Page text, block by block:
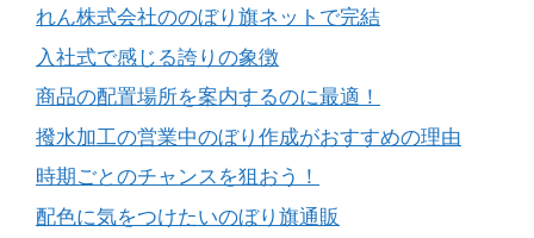
れん株式会社ののぼり旗ネットで完結
入社式で感じる誇りの象徴
商品の配置場所を案内するのに最適！
撥水加工の営業中のぼり作成がおすすめの理由
時期ごとのチャンスを狙おう！
配色に気をつけたいのぼり旗通販